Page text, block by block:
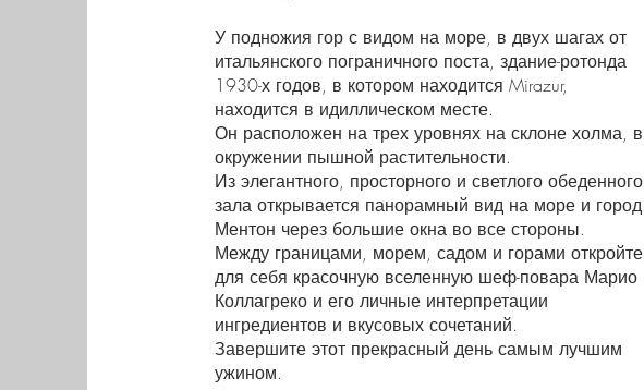
У подножия гор с видом на море, в двух шагах от
итальянского пограничного поста, здание-ротонда
1930-х годов, в котором находится Mirazur,
находится в идиллическом месте.
Он расположен на трех уровнях на склоне холма, в
окружении пышной растительности.
Из элегантного, просторного и светлого обеденного
зала открывается панорамный вид на море и город
Ментон через большие окна во все стороны.
Между границами, морем, садом и горами откройте
для себя красочную вселенную шеф-повара Марио
Коллагреко и его личные интерпретации
ингредиентов и вкусовых сочетаний.
Завершите этот прекрасный день самым лучшим
ужином.